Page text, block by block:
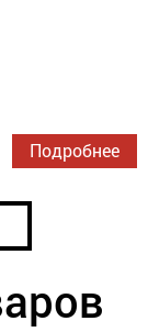
Подробнее